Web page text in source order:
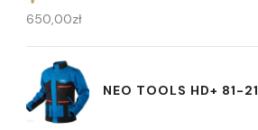
650,00zł
NEO TOOLS HD+ 81-